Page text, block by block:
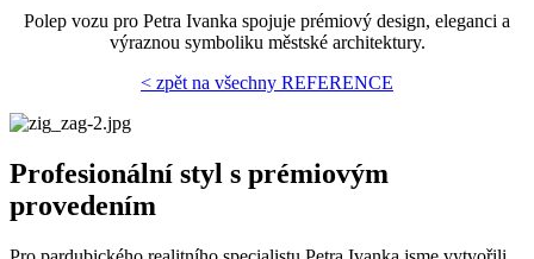
Polep vozu pro Petra Ivanka spojuje prémiový design, eleganci a
výraznou symboliku městské architektury.
< zpět na všechny REFERENCE
Profesionální styl s prémiovým
provedením